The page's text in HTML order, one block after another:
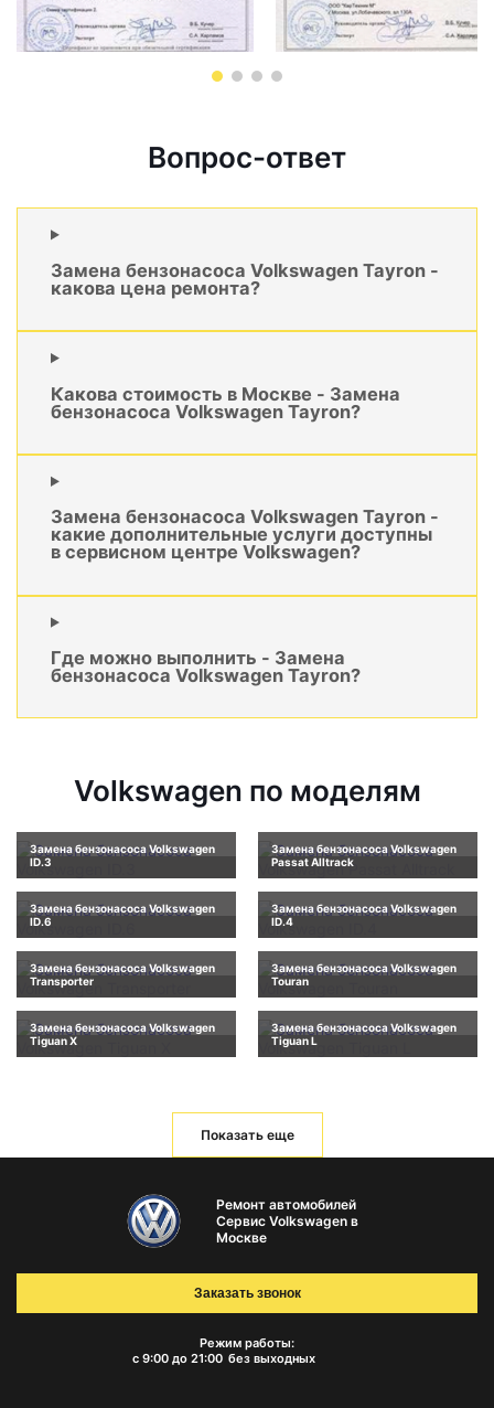
Вопрос-ответ
Замена бензонасоса Volkswagen Tayron -
какова цена ремонта?
Какова стоимость в Москве - Замена
бензонасоса Volkswagen Tayron?
Замена бензонасоса Volkswagen Tayron -
какие дополнительные услуги доступны
в сервисном центре Volkswagen?
Где можно выполнить - Замена
бензонасоса Volkswagen Tayron?
Volkswagen по моделям
Замена бензонасоса Volkswagen
ID.3
Замена бензонасоса Volkswagen
Passat Alltrack
Замена бензонасоса Volkswagen
ID.6
Замена бензонасоса Volkswagen
ID.4
Замена бензонасоса Volkswagen
Transporter
Замена бензонасоса Volkswagen
Touran
Замена бензонасоса Volkswagen
Tiguan X
Замена бензонасоса Volkswagen
Tiguan L
Показать еще
Ремонт автомобилей
Сервис Volkswagen в
Москве
Режим работы:
с 9:00 до 21:00 без выходных
Заказать звонок